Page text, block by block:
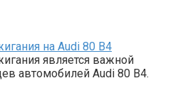
на Audi 80 B4
является важной
автомобилей Audi 80 B4.